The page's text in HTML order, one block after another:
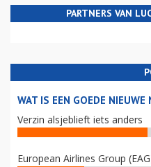
PARTNERS VAN
WAT IS EEN GOEDE
Verzin alsjeblieft iets anders
European Airlines Group